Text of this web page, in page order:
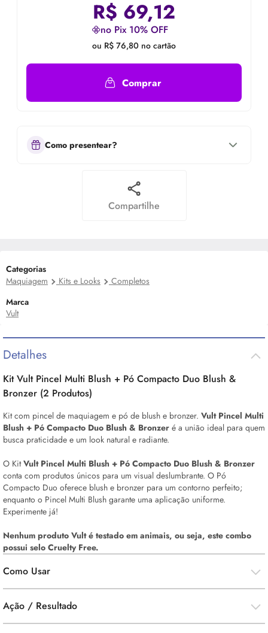
R$ 69,12
no Pix 10% OFF
ou R$ 76,80 no cartão
Comprar
Como presentear?
Compartilhe
Categorias
Maquiagem
Kits e Looks
Completos
Marca
Vult
Detalhes
Kit Vult Pincel Multi Blush + Pó Compacto Duo Blush &
Bronzer (2 Produtos)
Kit com pincel de maquiagem e pó de blush e bronzer. Vult Pincel Multi
Blush + Pó Compacto Duo Blush & Bronzer é a união ideal para quem
busca praticidade e um look natural e radiante.
O KitVult Pincel Multi Blush + Pó Compacto Duo Blush & Bronzer
conta com produtos únicos para um visual deslumbrante. O Pó
Compacto Duo oferece blush e bronzer para um contorno perfeito;
enquanto o Pincel Multi Blush garante uma aplicação uniforme.
Experimente já!
Nenhum produto Vult é testado em animais, ou seja, este combo
possui selo Cruelty Free.
Como Usar
Ação / Resultado